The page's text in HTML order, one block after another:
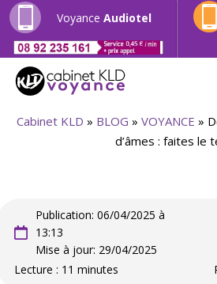
Voyance Audiotel
Cabinet KLD » BLOG » VOYANCE »
d’âmes : faites le
Publication: 06/04/2025 à
13:13
Mise à jour: 29/04/2025
Lecture : 11 minutes